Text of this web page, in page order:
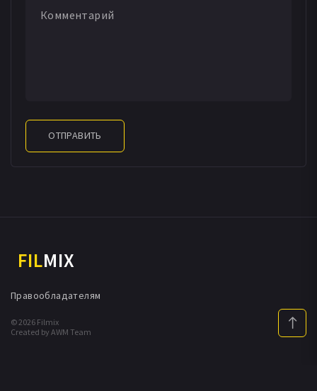
ОТПРАВИТЬ
FILMIX
© 2026 Filmix
Created by AWM Team
Правообладателям